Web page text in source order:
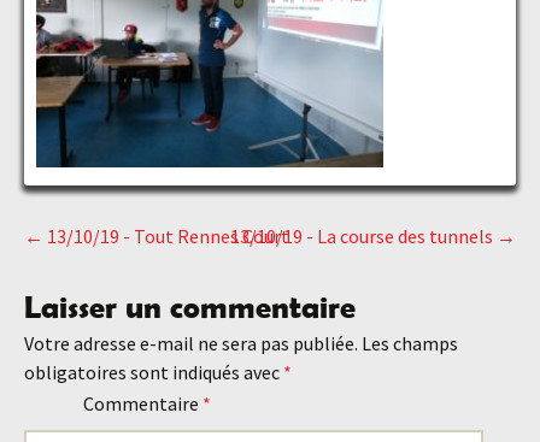
Navigation
des
articles
← 13/10/19 - Tout Rennes Court13/10/19 - La course des tunnels →
Laisser un commentaire
Votre adresse e-mail ne sera pas publiée. Les champs
obligatoires sont indiqués avec *
Commentaire *